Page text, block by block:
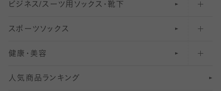
クルーソックス（ふくらはぎ下）
ハイソックス
オーバーニー・ニーハイソックス
61〜80デニールタイツ
81 〜110デニールタイツ
111〜210デニールタイツ
211デニールタイツ以上（防寒・厚手タイツ）
レギンスパンツ（レギパン）
マタニティレギンス
5 分丈
6 分丈レギンス
ショートストッキング
結婚式用ストッキング
美脚ストッキング
オールスルーストッキング
ビジネス/スーツ用 ソックス・靴下
匠シリーズ
フレッシャーズ向けソックス・靴下
冠婚葬祭向けソックス・靴下
スポーツソックス
ランニングソックス・靴下
ゴルフソックス・靴下
健康・美容
インナーソックス
人気商品ランキング